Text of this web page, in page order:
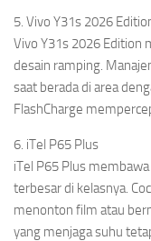
5. Vivo Y31s 2026
Vivo Y31s 2026 Edition
desain ramping.
saat berada di area
FlashCharge
6. iTel P65 Plus
iTel P65 Plus
terbesar di kelasnya.
menonton film atau
yang menjaga suhu